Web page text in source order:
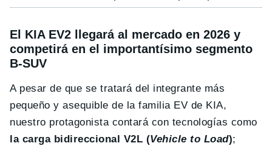
El KIA EV2 llegará al mercado en 2026 y
competirá en el importantísimo segmento
B-SUV
A pesar de que se tratará del integrante más
pequeño y asequible de la familia EV de KIA,
nuestro protagonista contará con tecnologías como
la carga bidireccional V2L (Vehicle to Load);